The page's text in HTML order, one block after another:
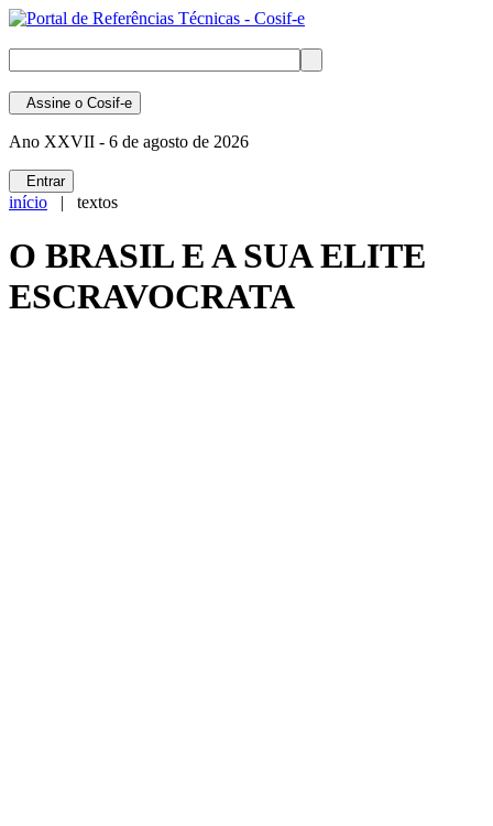
Assine o Cosif-e
Ano XXVII - 6 de agosto de 2026
Entrar
início | textos
O BRASIL E A SUA ELITE
ESCRAVOCRATA